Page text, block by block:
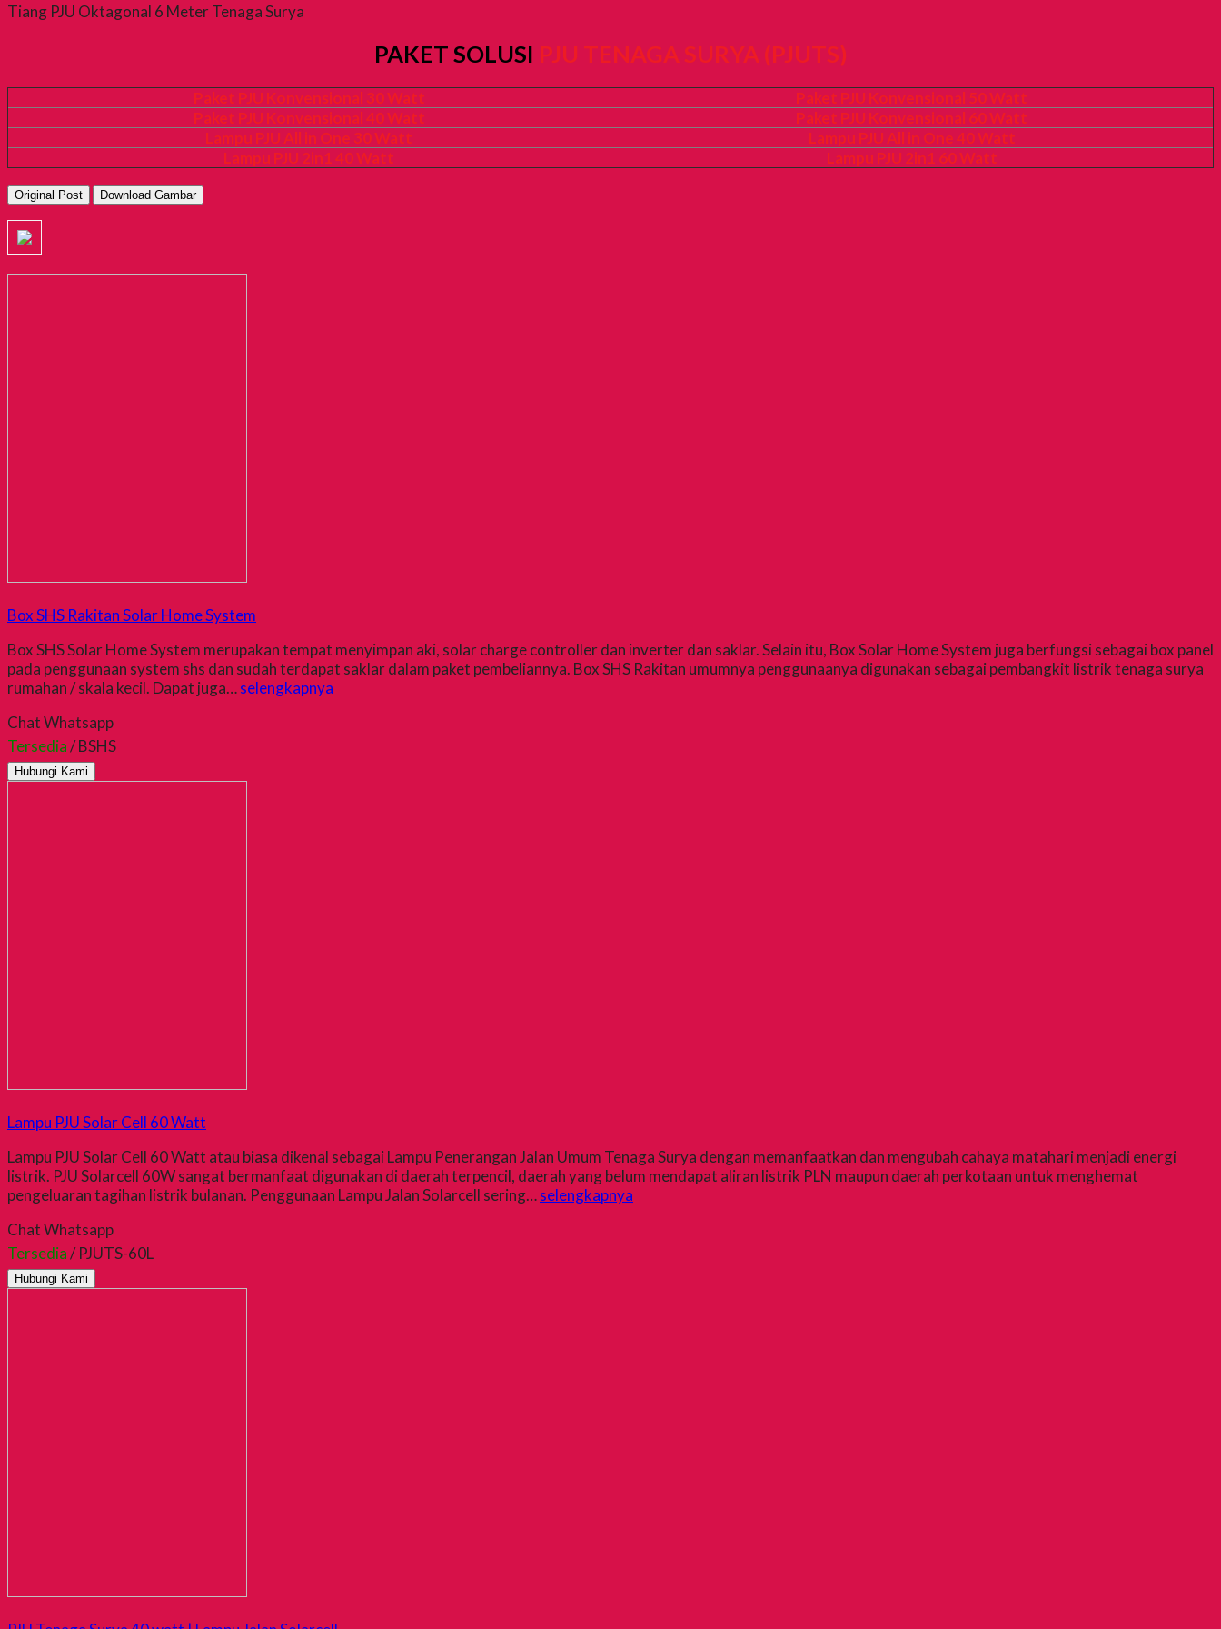
Tiang PJU Oktagonal 6 Meter Tenaga Surya
PAKET SOLUSI PJU TENAGA SURYA (PJUTS)
Paket PJU Konvensional 30 Watt
Paket PJU Konvensional 50 Watt
Paket PJU Konvensional 40 Watt
Paket PJU Konvensional 60 Watt
Lampu PJU All in One 30 Watt
Lampu PJU All in One 40 Watt
Lampu PJU 2in1 40 Watt
Lampu PJU 2in1 60 Watt
Original Post Download Gambar
Box SHS Rakitan Solar Home System
Box SHS Solar Home System merupakan tempat menyimpan aki, solar charge controller dan inverter dan saklar. Selain itu, Box Solar Home System juga berfungsi sebagai box panel
pada penggunaan system shs dan sudah terdapat saklar dalam paket pembeliannya. Box SHS Rakitan umumnya penggunaanya digunakan sebagai pembangkit listrik tenaga surya
rumahan / skala kecil. Dapat juga…selengkapnya
Chat Whatsapp
Tersedia/ BSHS
Hubungi Kami
Lampu PJU Solar Cell 60 Watt
Lampu PJU Solar Cell 60 Watt atau biasa dikenal sebagai Lampu Penerangan Jalan Umum Tenaga Surya dengan memanfaatkan dan mengubah cahaya matahari menjadi energi
listrik. PJU Solarcell 60W sangat bermanfaat digunakan di daerah terpencil, daerah yang belum mendapat aliran listrik PLN maupun daerah perkotaan untuk menghemat
pengeluaran tagihan listrik bulanan. Penggunaan Lampu Jalan Solarcell sering…selengkapnya
Chat Whatsapp
Tersedia/ PJUTS-60L
Hubungi Kami